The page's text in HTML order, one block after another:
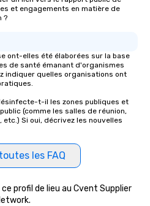
et engagements en matière de
?
ont-elles été élaborées sur la base
de santé émanant d'organismes
indiquer quelles organisations ont
t-il les zones publiques et
(comme les salles de réunion,
Si oui, décrivez les nouvelles
les FAQ
profil de lieu au Cvent Supplier